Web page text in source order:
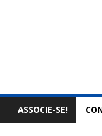
ASSOCIE-SE!